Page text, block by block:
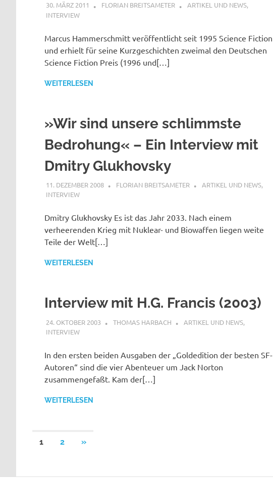
30. MÄRZ 2011 FLORIAN BREITSAMETER ARTIKEL UND NEWS,
INTERVIEW
Marcus Hammerschmitt veröffentlicht seit 1995 Science Fiction
und erhielt für seine Kurzgeschichten zweimal den Deutschen
Science Fiction Preis (1996 und[…]
WEITERLESEN
»Wir sind unsere schlimmste
Bedrohung« – Ein Interview mit
Dmitry Glukhovsky
11. DEZEMBER 2008 FLORIAN BREITSAMETER ARTIKEL UND NEWS,
INTERVIEW
Dmitry Glukhovsky Es ist das Jahr 2033. Nach einem
verheerenden Krieg mit Nuklear- und Biowaffen liegen weite
Teile der Welt[…]
WEITERLESEN
Interview mit H.G. Francis (2003)
24. OKTOBER 2003 THOMAS HARBACH ARTIKEL UND NEWS,
INTERVIEW
In den ersten beiden Ausgaben der „Goldedition der besten SF-
Autoren“ sind die vier Abenteuer um Jack Norton
zusammengefaßt. Kam der[…]
WEITERLESEN
Seitennummerierung
1 2
NÄCHSTE
»